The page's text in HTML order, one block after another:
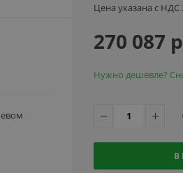
Цена указана с НДС
270 087
Нужно дешевле?
В